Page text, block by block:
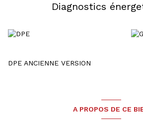
Diagnostics
DPE ANCIENNE VERSION
A PROPOS DE CE